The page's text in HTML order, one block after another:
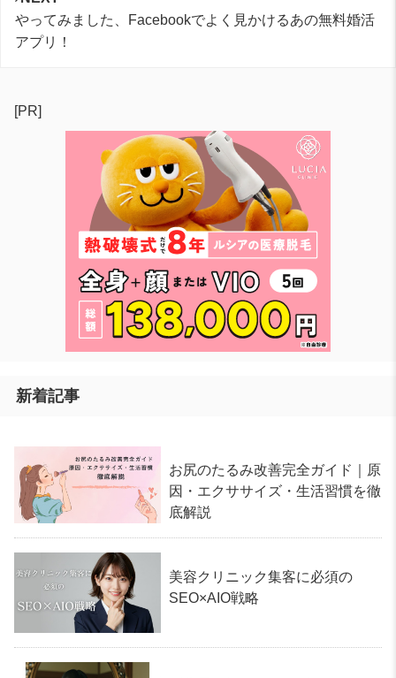
やってみました、Facebookでよく見かけるあの無料婚活
アプリ！
[PR]
新着記事
お尻のたるみ改善完全ガイド｜原
因・エクササイズ・生活習慣を徹
底解説
美容クリニック集客に必須の
SEO×AIO戦略